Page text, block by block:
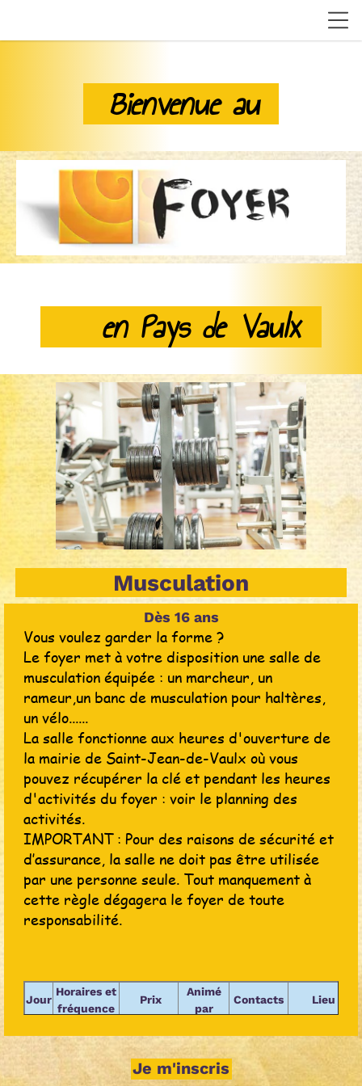
Bienvenue au
en Pays de Vaulx
Musculation
Dès 16 ans
Vous voulez garder la forme ?
Le foyer met à votre disposition une salle de
musculation équipée : un marcheur, un
rameur,un banc de musculation pour haltères,
un vélo......
La salle fonctionne aux heures d'ouverture de
la mairie de Saint-Jean-de-Vaulx où vous
pouvez récupérer la clé et pendant les heures
d'activités du foyer : voir le planning des
activités.
IMPORTANT : Pour des raisons de sécurité et
d’assurance, la salle ne doit pas être utilisée
par une personne seule. Tout manquement à
cette règle dégagera le foyer de toute
responsabilité.
Jour
Horaires et
fréquence
Prix
Animé
par
Contacts Lieu
d'ouverture
de la
mairie et
Cotisation
Paul
06 84 18
Je m'inscris